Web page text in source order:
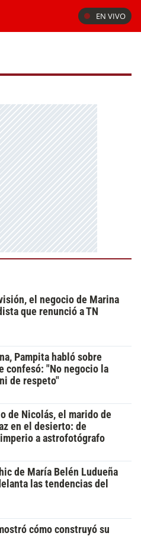
EN VIVO
el negocio de Marina
que renunció a TN
Pampita habló sobre
confesó: "No negocio la
de respeto"
de Nicolás, el marido de
en el desierto: de
a astrofotógrafo
de María Belén Ludueña
las tendencias del
cómo construyó su